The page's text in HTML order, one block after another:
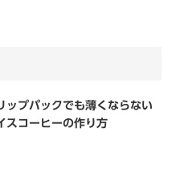
ップパックでも薄くならない
スコーヒーの作り方